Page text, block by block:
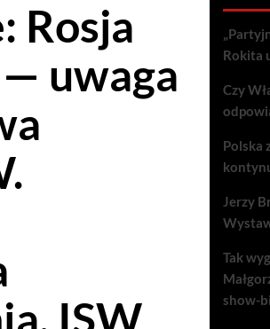
Rosja
uwaga
ISW
Rokita
Czy
Polska
Jerzy
Tak
show-